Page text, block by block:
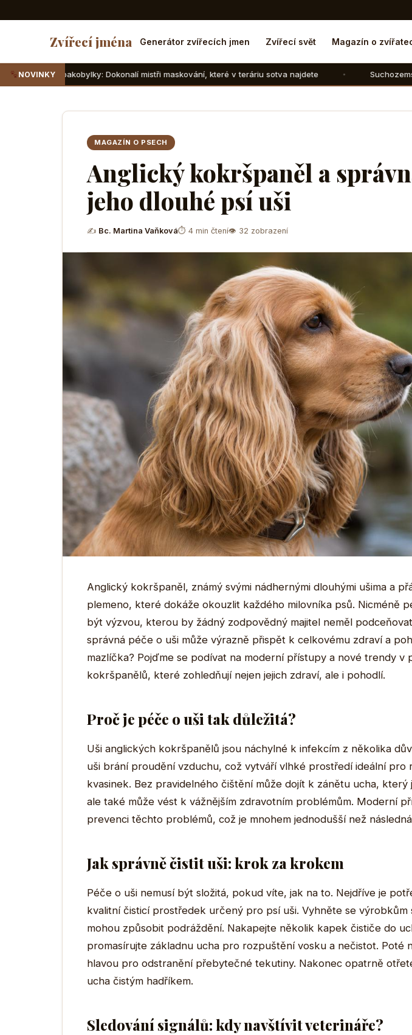
Zvířecí jména Generátor zvířecích jmen Zvířecí svět Magazín o
NOVINKY
Dokonalí mistři maskování, které v teráriu sotva najdete Suchozemské želvy: Jak jim
MAGAZÍN O PSECH
Anglický kokršpaněl a
jeho dlouhé psí uši
✍ Bc. Martina Vaňková⏱ 4 min čtení👁 32 zobrazení
Anglický kokršpaněl, známý svými nádhernými dlouhými ušima a
plemeno, které dokáže okouzlit každého milovníka psů. Nicméně
být výzvou, kterou by žádný zodpovědný majitel neměl
správná péče o uši může výrazně přispět k celkovému zdraví a
mazlíčka? Pojďme se podívat na moderní přístupy a nové trendy v
kokršpanělů, které zohledňují nejen jejich zdraví, ale i pohodlí.
Proč je péče o uši tak důležitá?
Uši anglických kokršpanělů jsou náchylné k infekcím z několika
uši brání proudění vzduchu, což vytváří vlhké prostředí ideální pro
kvasinek. Bez pravidelného čištění může dojít k zánětu ucha, který
ale také může vést k vážnějším zdravotním problémům. Moderní
prevenci těchto problémů, což je mnohem jednodušší než
Jak správně čistit uši: krok za krokem
Péče o uši nemusí být složitá, pokud víte, jak na to. Nejdříve je
kvalitní čisticí prostředek určený pro psí uši. Vyhněte se výrobkům
mohou způsobit podráždění. Nakapejte několik kapek čističe do
promasírujte základnu ucha pro rozpuštění vosku a nečistot. Poté
hlavou pro odstranění přebytečné tekutiny. Nakonec opatrně
ucha čistým hadříkem.
Sledování signálů: kdy navštívit veterináře?